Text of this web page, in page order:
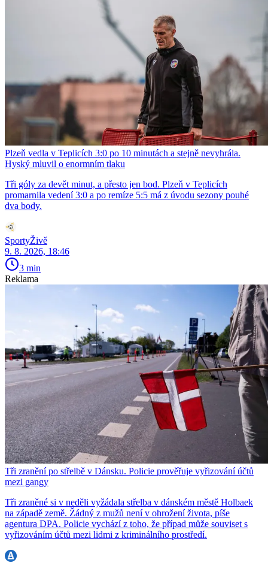
Plzeň vedla v Teplicích 3:0 po 10 minutách a stejně nevyhrála.
Hyský mluvil o enormním tlaku
Tři góly za devět minut, a přesto jen bod. Plzeň v Teplicích
promarnila vedení 3:0 a po remíze 5:5 má z úvodu sezony pouhé
dva body.
SportyŽivě
9. 8. 2026, 18:46
3 min
Reklama
Tři zranění po střelbě v Dánsku. Policie prověřuje vyřizování účtů
mezi gangy
Tři zraněné si v neděli vyžádala střelba v dánském městě Holbaek
na západě země. Žádný z mužů není v ohrožení života, píše
agentura DPA. Policie vychází z toho, že případ může souviset s
vyřizováním účtů mezi lidmi z kriminálního prostředí.